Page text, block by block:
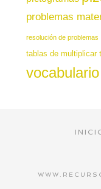
problemas
resolución de problemas
tablas de multiplicar
vocabulario